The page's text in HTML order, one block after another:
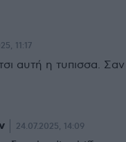
11:17
αυτή η τυπισσα. Σαν
24.07.2025, 14:09